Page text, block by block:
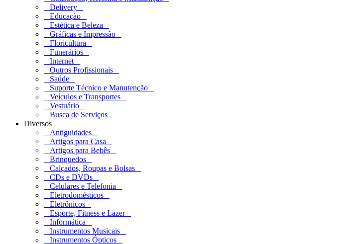
Delivery
Educação
Estética e Beleza
Gráficas e Impressão
Floricultura
Funerários
Internet
Outros Profissionais
Saúde
Suporte Técnico e Manutenção
Veículos e Transportes
Vestuário
Busca de Serviços
Diversos
Antiguidades
Artigos para Casa
Artigos para Bebês
Brinquedos
Calçados, Roupas e Bolsas
CDs e DVDs
Celulares e Telefonia
Eletrodomésticos
Eletrônicos
Esporte, Fitness e Lazer
Informática
Instrumentos Musicais
Instrumentos Ópticos